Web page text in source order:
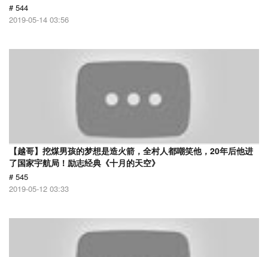
# 544
2019-05-14 03:56
【越哥】挖煤男孩的梦想是造火箭，全村人都嘲笑他，20年后他进
了国家宇航局！励志经典《十月的天空》
# 545
2019-05-12 03:33